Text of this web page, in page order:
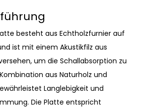
besteht aus Echtholzfurnier auf
ist mit einem Akustikfilz aus
um die Schallabsorption zu
aus Naturholz und
Langlebigkeit und
Die Platte entspricht